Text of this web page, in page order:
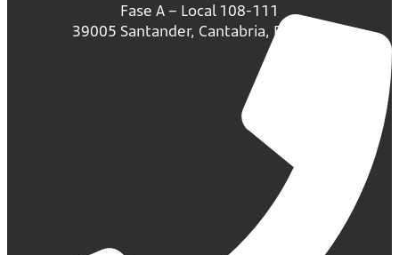
Fase A – Local 108-111
39005 Santander, Cantabria, España.